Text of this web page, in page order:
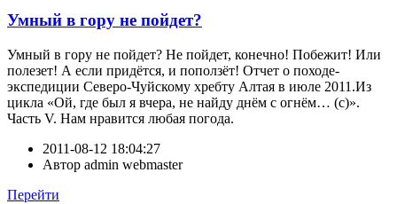
Умный в гору не пойдет?
Умный в гору не пойдет? Не пойдет, конечно! Побежит! Или
полезет! А если придётся, и поползёт! Отчет о походе-
экспедиции Северо-Чуйскому хребту Алтая в июле 2011.Из
цикла «Ой, где был я вчера, не найду днём с огнём… (с)».
Часть V. Нам нравится любая погода.
2011-08-12 18:04:27
Автор admin webmaster
Перейти